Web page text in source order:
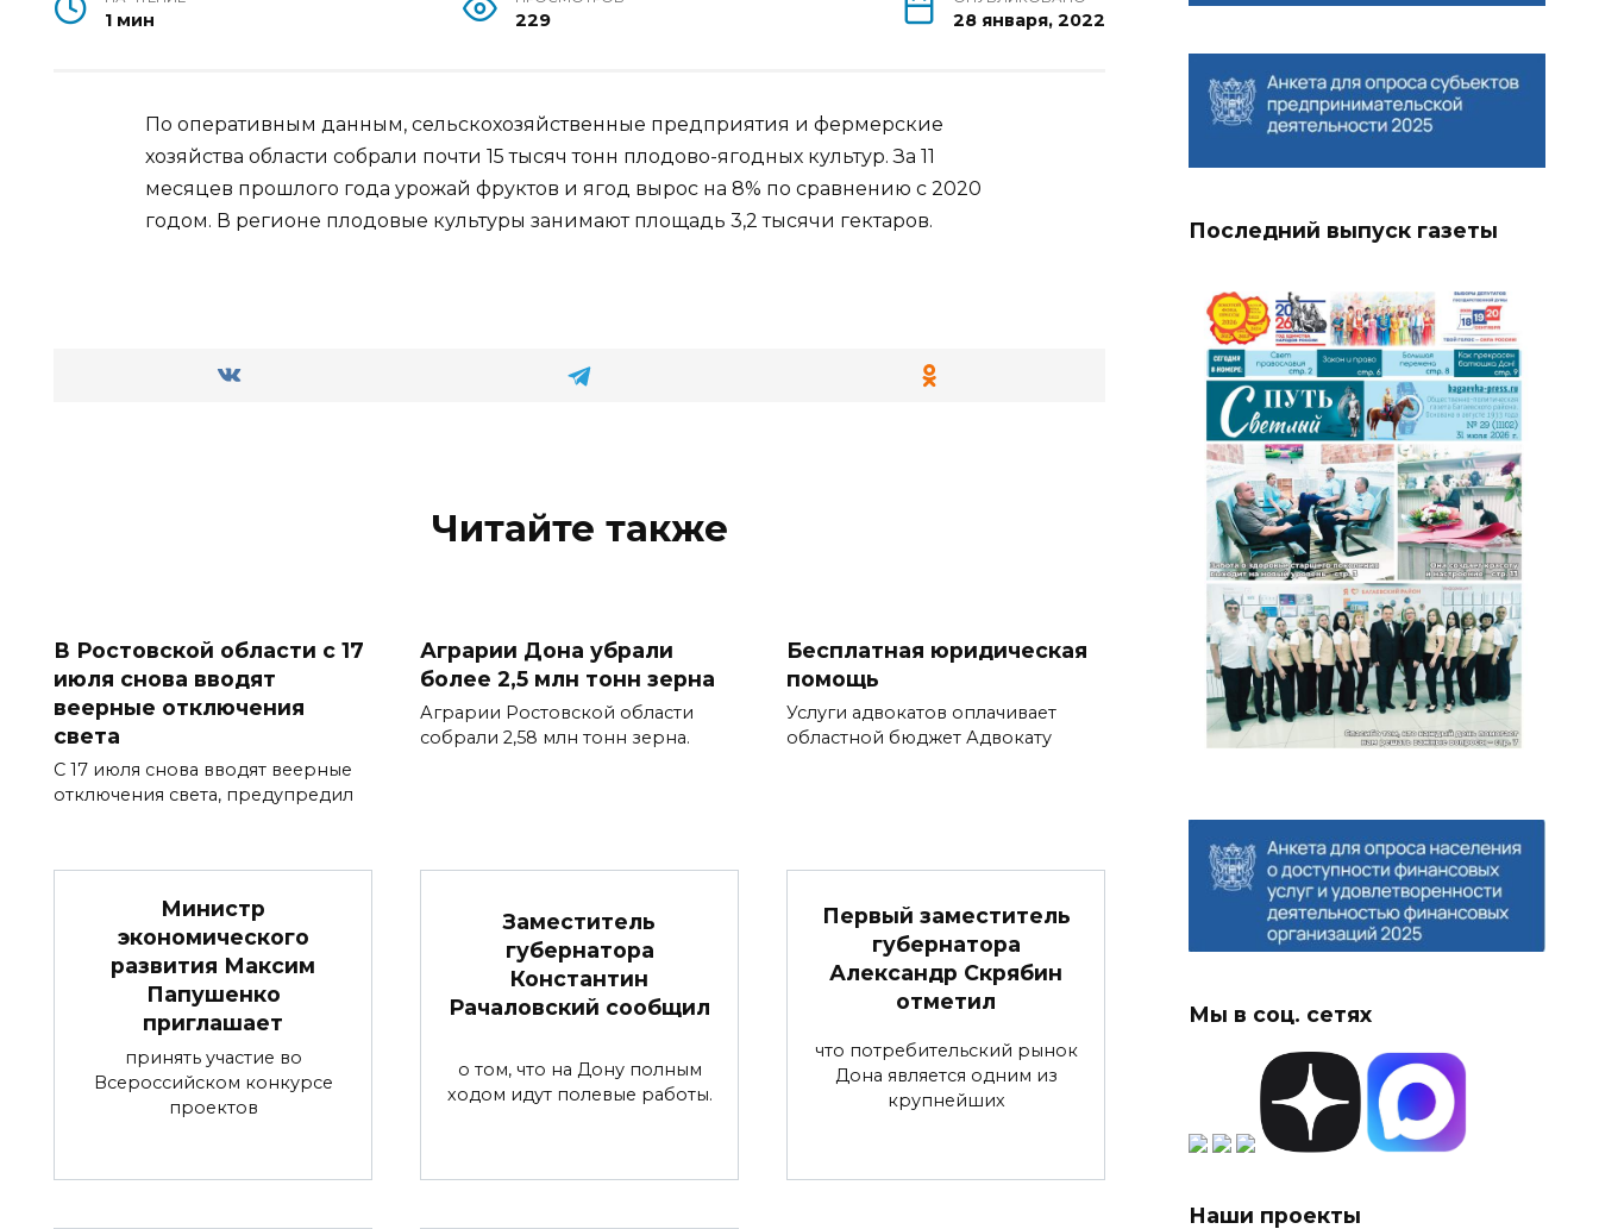
1 мин 229 28 января, 2022
По оперативным данным, сельскохозяйственные предприятия и фермерские
хозяйства области собрали почти 15 тысяч тонн плодово-ягодных культур. За 11
месяцев прошлого года урожай фруктов и ягод вырос на 8% по сравнению с 2020
годом. В регионе плодовые культуры занимают площадь 3,2 тысячи гектаров.
Читайте также
В Ростовской области с 17
июля снова вводят
веерные отключения
света
С 17 июля снова вводят веерные
отключения света, предупредил
Аграрии Дона убрали
более 2,5 млн тонн зерна
Аграрии Ростовской области
собрали 2,58 млн тонн зерна.
Бесплатная юридическая
помощь
Услуги адвокатов оплачивает
областной бюджет Адвокату
Министр
экономического
развития Максим
Папушенко
приглашает
принять участие во
Всероссийском конкурсе
проектов
Заместитель
губернатора
Константин
Рачаловский сообщил
о том, что на Дону полным
ходом идут полевые работы.
Первый заместитель
губернатора
Александр Скрябин
отметил
что потребительский рынок
Дона является одним из
крупнейших
Последний выпуск газеты
Мы в соц. сетях
Наши проекты